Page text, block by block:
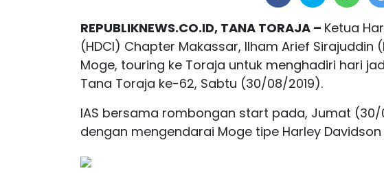
REPUBLIKNEWS.CO.ID, TANA TORAJA – Ketua
(HDCI) Chapter Makassar, Ilham Arief
Moge, touring ke Toraja untuk menghadiri hari
Tana Toraja ke-62, Sabtu (30/08/2019).
IAS bersama rombongan start pada, Jumat
dengan mengendarai Moge tipe Harley Davidson